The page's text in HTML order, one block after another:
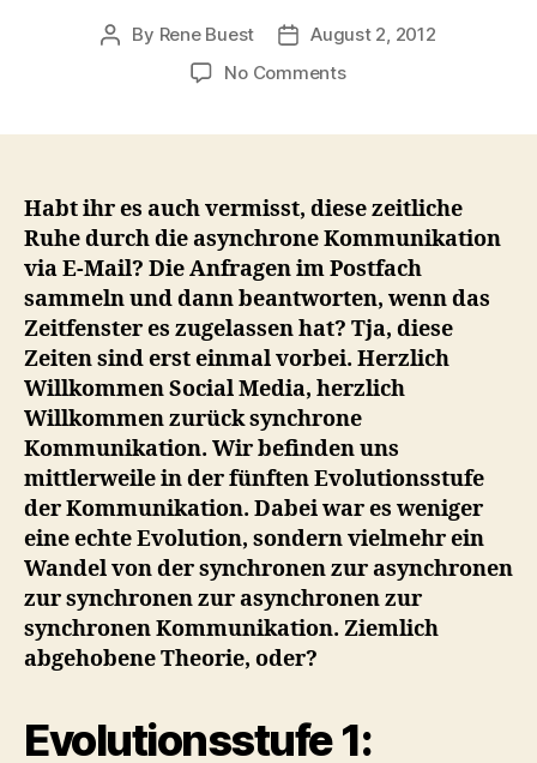
Post
By Rene Buest
PostAugust 2, 2012
No Commentson
Welt
der
synchronen
Kommunikation
–
Social
Media
ist
ein
365/24/7
Callcenter
Habt ihr es auch vermisst, diese zeitliche
Ruhe durch die asynchrone Kommunikation
via E-Mail? Die Anfragen im Postfach
sammeln und dann beantworten, wenn das
Zeitfenster es zugelassen hat? Tja, diese
Zeiten sind erst einmal vorbei. Herzlich
Willkommen Social Media, herzlich
Willkommen zurück synchrone
Kommunikation. Wir befinden uns
mittlerweile in der fünften Evolutionsstufe
der Kommunikation. Dabei war es weniger
eine echte Evolution, sondern vielmehr ein
Wandel von der synchronen zur asynchronen
zur synchronen zur asynchronen zur
synchronen Kommunikation. Ziemlich
abgehobene Theorie, oder?
Evolutionsstufe 1: